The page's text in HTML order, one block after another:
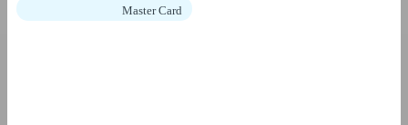
Master Card